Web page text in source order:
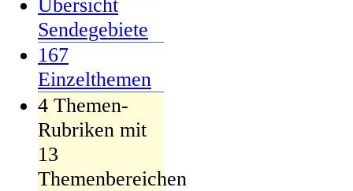
Übersicht
Sendegebiete
167
Einzelthemen
4 Themen-
Rubriken mit
13
Themenbereichen